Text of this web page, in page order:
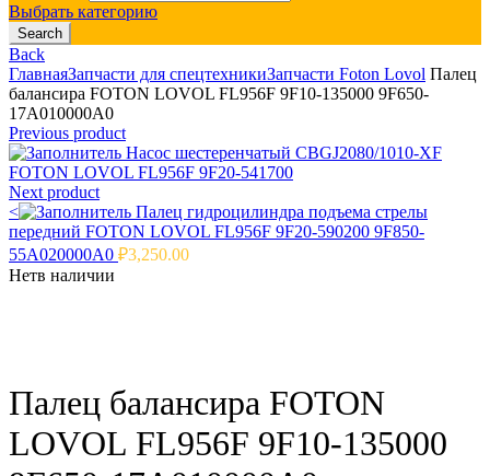
Выбрать категорию
Search
Back
ГлавнаяЗапчасти для спецтехникиЗапчасти Foton Lovol Палец
балансира FOTON LOVOL FL956F 9F10-135000 9F650-
17A010000A0
Previous product
Насос шестеренчатый CBGJ2080/1010-XF
FOTON LOVOL FL956F 9F20-541700
Next product
<
Палец гидроцилиндра подъема стрелы
передний FOTON LOVOL FL956F 9F20-590200 9F850-
55A020000A0 ₽3,250.00
Нетв наличии
Палец балансира FOTON
LOVOL FL956F 9F10-135000